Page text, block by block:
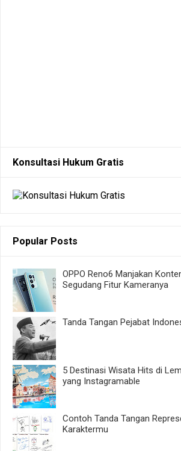
Konsultasi Hukum Gratis
Popular Posts
OPPO Reno6 Manjakan
Segudang Fitur Kameranya
Tanda Tangan Pejabat
5 Destinasi Wisata Hits di
yang Instagramable
Contoh Tanda Tangan
Karaktermu